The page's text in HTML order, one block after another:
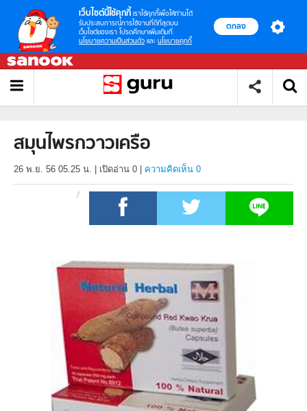
เว็บไซต์นี้ใช้คุกกี้ เราใช้คุกกี้เพื่อให้ท่านได้
รับประสบการณ์การใช้งานที่ดีที่สุดบน
เว็บไซต์ของเรา โปรดศึกษาเพิ่มเติมที่
นโยบายความเป็นส่วนตัว และ นโยบายคุกกี้
ตกลง
สมุนไพรกวาวเครือ
26 พ.ย. 56 05.25 น. เปิดอ่าน 0 ความคิดเห็น 0